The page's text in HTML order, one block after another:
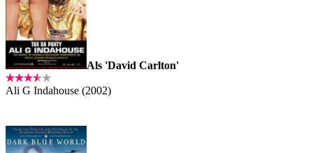
Als 'David Carlton'
Ali G Indahouse (2002)